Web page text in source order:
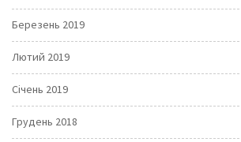
Березень 2019
Лютий 2019
Січень 2019
Грудень 2018